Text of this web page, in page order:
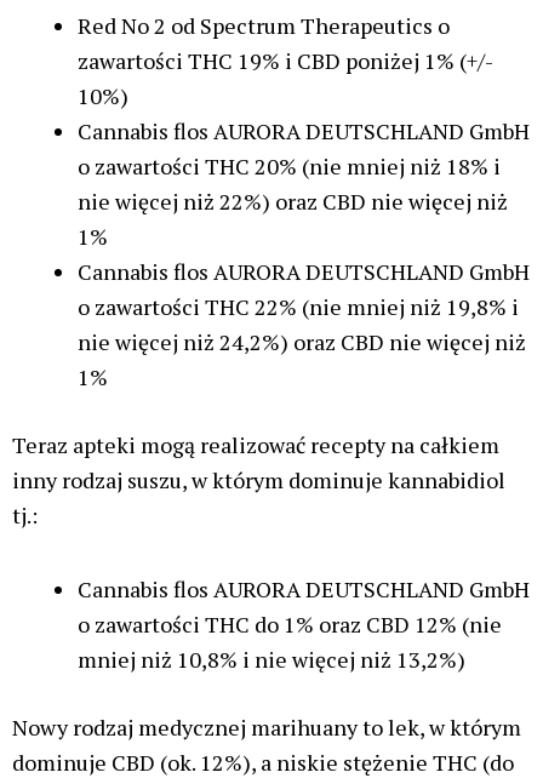
Red No 2 od Spectrum Therapeutics o
zawartości THC 19% i CBD poniżej 1% (+/-
10%)
Cannabis flos AURORA DEUTSCHLAND GmbH
o zawartości THC 20% (nie mniej niż 18% i
nie więcej niż 22%) oraz CBD nie więcej niż
1%
Cannabis flos AURORA DEUTSCHLAND GmbH
o zawartości THC 22% (nie mniej niż 19,8% i
nie więcej niż 24,2%) oraz CBD nie więcej niż
1%
Teraz apteki mogą realizować recepty na całkiem
inny rodzaj suszu, w którym dominuje kannabidiol
tj.:
Cannabis flos AURORA DEUTSCHLAND GmbH
o zawartości THC do 1% oraz CBD 12% (nie
mniej niż 10,8% i nie więcej niż 13,2%)
Nowy rodzaj medycznej marihuany to lek, w którym
dominuje CBD (ok. 12%), a niskie stężenie THC (do